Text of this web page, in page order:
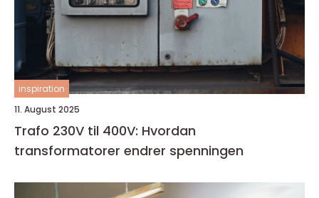
inspiration
11. August 2025
Trafo 230V til 400V: Hvordan
transformatorer endrer spenningen